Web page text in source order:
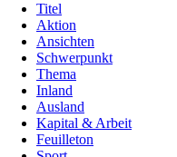
Titel
Aktion
Ansichten
Schwerpunkt
Thema
Inland
Ausland
Kapital & Arbeit
Feuilleton